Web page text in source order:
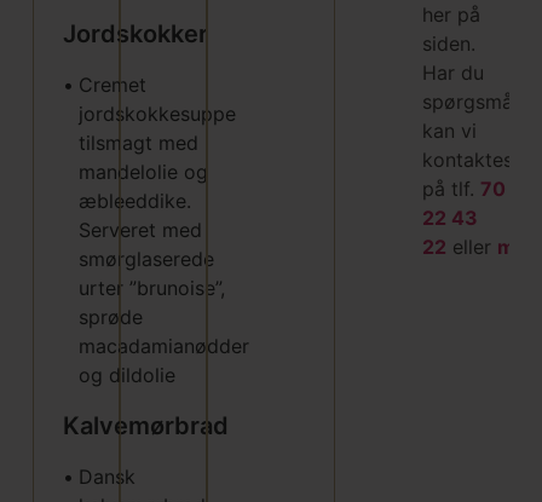
Jordskokker
• Cremet
jordskokkesuppe
tilsmagt med
mandelolie og
æbleeddike.
Serveret med
smørglaserede
urter ”brunoise”,
sprøde
macadamianødder
og dildolie
Kalvemørbrad
• Dansk
her på
siden.
Har du
spørgsmål
kan vi
kontaktes
på tlf. 70
22 43
22 eller mail